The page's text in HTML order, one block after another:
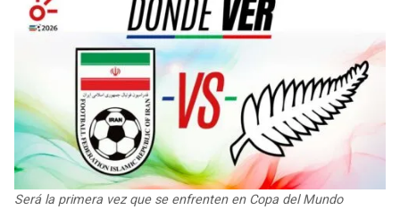
STEELERS
TEXANS
COLTS
JAGUARS
TITANS
HORNETS
MAGIC
WIZARDS
WARRIORS
Será la primera vez que se enfrenten en Copa del Mundo